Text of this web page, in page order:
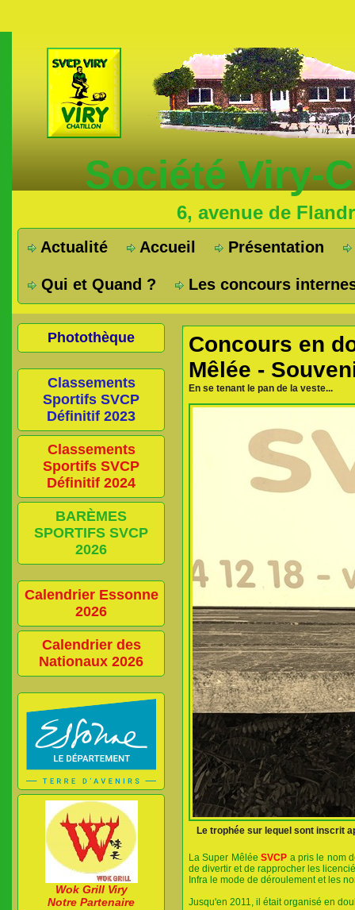
Société Viry-
6, avenue de
Actualité Accueil Présentation
Qui et Quand ? Les concours
Photothèque
Classements
Sportifs SVCP
Définitif 2023
Classements
Sportifs SVCP
Définitif 2024
BARÈMES
SPORTIFS SVCP
2026
Calendrier Essonne
2026
Calendrier des
Nationaux 2026
Wok Grill Viry
Notre Partenaire
Concours en
Mêlée -
En se tenant le pan de la veste...
Le trophée sur lequel sont inscrit
La Super MêléeSVCP a pris le nom
de divertir et de rapprocher les
Infra le mode de déroulement et les
Jusqu'en 2011, il était organisé en